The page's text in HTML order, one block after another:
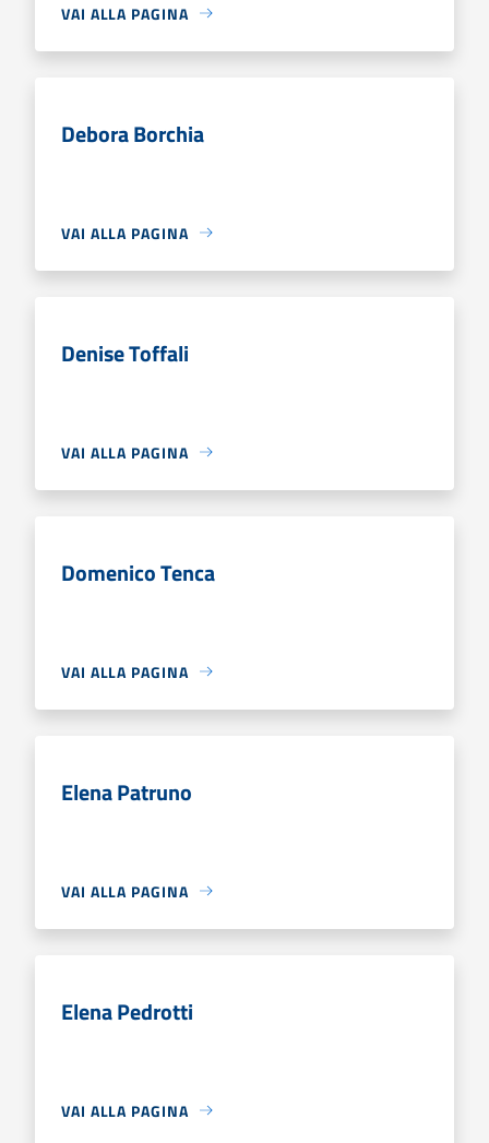
VAI ALLA PAGINA
Debora Borchia
VAI ALLA PAGINA
Denise Toffali
VAI ALLA PAGINA
Domenico Tenca
VAI ALLA PAGINA
Elena Patruno
VAI ALLA PAGINA
Elena Pedrotti
VAI ALLA PAGINA